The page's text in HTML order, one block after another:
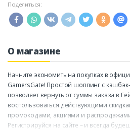
Поделиться:
О магазине
Начните экономить на покупках в
GamersGate! Простой шоппинг с
позволяет вернуть от суммы заказа в
воспользоваться действующими
промокодами, акциями и распродажами
Регистрируйся на сайте – и всегда